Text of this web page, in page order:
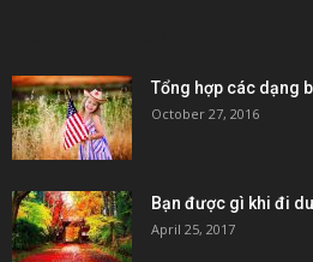
Tổng hợp các dạng
October 27, 2016
Bạn được gì khi đi
April 25, 2017